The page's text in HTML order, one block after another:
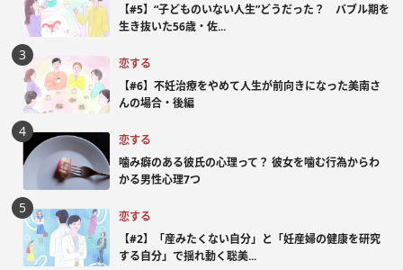
【#5】“子どものいない人生”どうだった？ バブル期を
生き抜いた56歳・佐...
恋する
【#6】不妊治療をやめて人生が前向きになった美南さ
んの場合・後編
恋する
噛み癖のある彼氏の心理って？ 彼女を噛む行為からわ
かる男性心理7つ
恋する
【#2】「産みたくない自分」と「妊産婦の健康を研究
する自分」で揺れ動く聡美...